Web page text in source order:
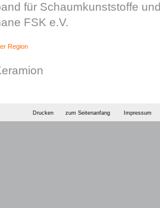
für Schaumkunststoffe und
FSK e.V.
Region
Drucken zum Seitenanfang Impressum